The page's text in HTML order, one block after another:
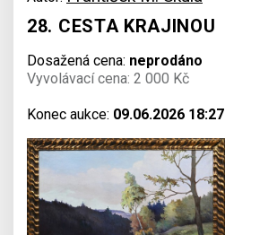
28. CESTA KRAJINOU
Dosažená cena: neprodáno
Vyvolávací cena: 2 000 Kč
Konec aukce: 09.06.2026 18:27